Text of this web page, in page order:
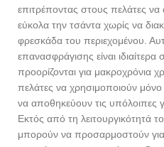
επιτρέποντας στους πελάτες να
εύκολα την τσάντα χωρίς να
φρεσκάδα του περιεχομένου.
επανασφράγισης είναι
προορίζονται για μακροχρόνια
πελάτες να χρησιμοποιούν μόνο
να αποθηκεύουν τις υπόλοιπες
Εκτός από τη λειτουργικότητά
μπορούν να προσαρμοστούν